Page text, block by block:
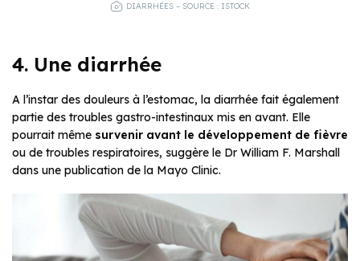
DIARRHÉES – SOURCE : ISTOCK
4. Une diarrhée
A l’instar des douleurs à l’estomac, la diarrhée fait également
partie des troubles gastro-intestinaux mis en avant. Elle
pourrait même survenir avant le développement de fièvre
ou de troubles respiratoires, suggère le Dr William F. Marshall
dans une publication de la Mayo Clinic.